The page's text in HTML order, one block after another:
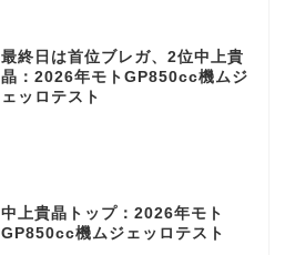
最終日は首位ブレガ、2位中上貴
晶：2026年モトGP850cc機ムジ
ェッロテスト
中上貴晶トップ：2026年モト
GP850cc機ムジェッロテスト